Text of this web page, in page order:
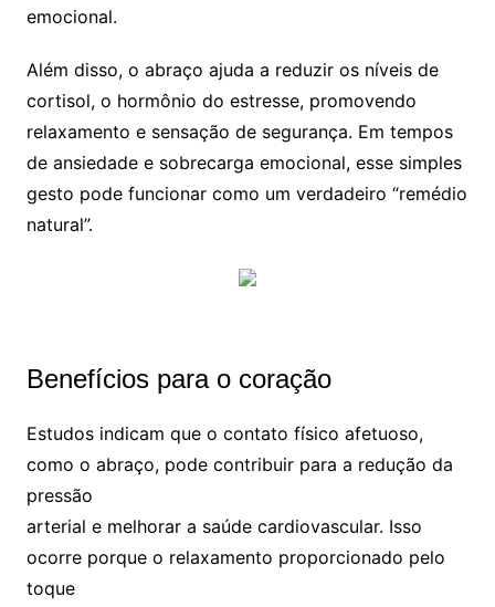
emocional.
Além disso, o abraço ajuda a reduzir os níveis de
cortisol, o hormônio do estresse, promovendo
relaxamento e sensação de segurança. Em tempos
de ansiedade e sobrecarga emocional, esse simples
gesto pode funcionar como um verdadeiro “remédio
natural”.
Benefícios para o coração
Estudos indicam que o contato físico afetuoso,
como o abraço, pode contribuir para a redução da
pressão
arterial e melhorar a saúde cardiovascular. Isso
ocorre porque o relaxamento proporcionado pelo
toque